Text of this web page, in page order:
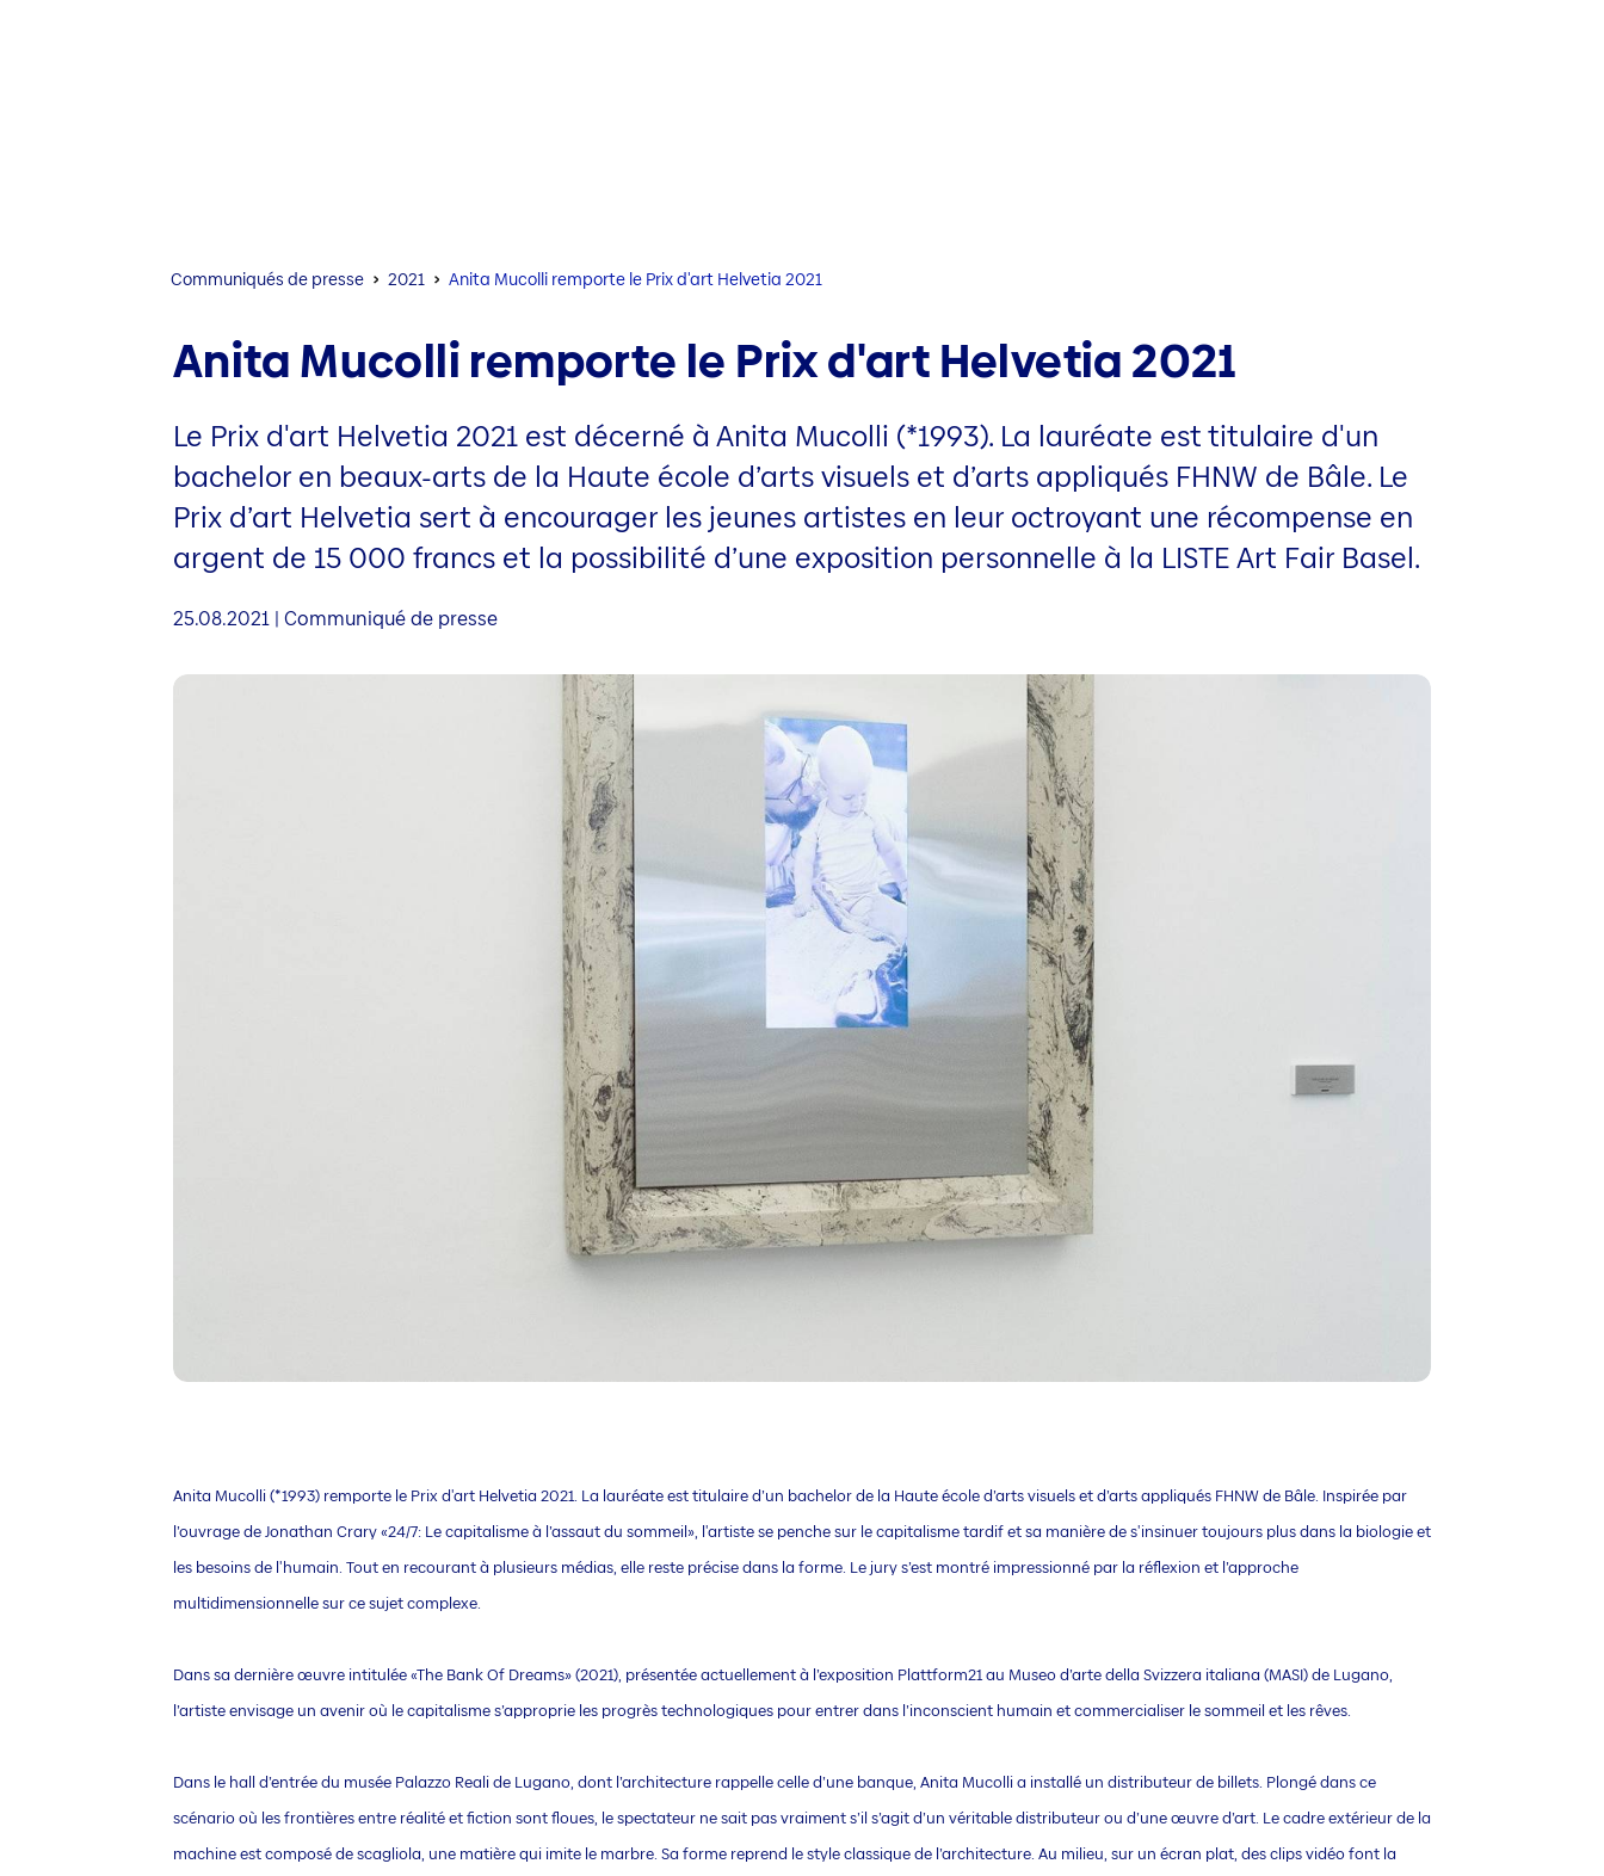
Communiqués de presse 2021 Anita Mucolli remporte le Prix d'art Helvetia 2021
Anita Mucolli remporte le Prix d'art Helvetia 2021
Le Prix d'art Helvetia 2021 est décerné à Anita Mucolli (*1993). La lauréate est titulaire d'un
bachelor en beaux-arts de la Haute école d’arts visuels et d’arts appliqués FHNW de Bâle. Le
Prix d’art Helvetia sert à encourager les jeunes artistes en leur octroyant une récompense en
argent de 15 000 francs et la possibilité d’une exposition personnelle à la LISTE Art Fair Basel.
25.08.2021 | Communiqué de presse
Anita Mucolli (*1993) remporte le Prix d'art Helvetia 2021. La lauréate est titulaire d’un bachelor de la Haute école d’arts visuels et d’arts appliqués FHNW de Bâle. Inspirée par
l’ouvrage de Jonathan Crary «24/7: Le capitalisme à l’assaut du sommeil», l'artiste se penche sur le capitalisme tardif et sa manière de s'insinuer toujours plus dans la biologie et
les besoins de l'humain. Tout en recourant à plusieurs médias, elle reste précise dans la forme. Le jury s’est montré impressionné par la réflexion et l’approche
multidimensionnelle sur ce sujet complexe.
Dans sa dernière œuvre intitulée «The Bank Of Dreams» (2021), présentée actuellement à l’exposition Plattform21 au Museo d’arte della Svizzera italiana (MASI) de Lugano,
l’artiste envisage un avenir où le capitalisme s’approprie les progrès technologiques pour entrer dans l’inconscient humain et commercialiser le sommeil et les rêves.
Dans le hall d’entrée du musée Palazzo Reali de Lugano, dont l’architecture rappelle celle d’une banque, Anita Mucolli a installé un distributeur de billets. Plongé dans ce
scénario où les frontières entre réalité et fiction sont floues, le spectateur ne sait pas vraiment s’il s’agit d’un véritable distributeur ou d’une œuvre d’art. Le cadre extérieur de la
machine est composé de scagliola, une matière qui imite le marbre. Sa forme reprend le style classique de l’architecture. Au milieu, sur un écran plat, des clips vidéo font la